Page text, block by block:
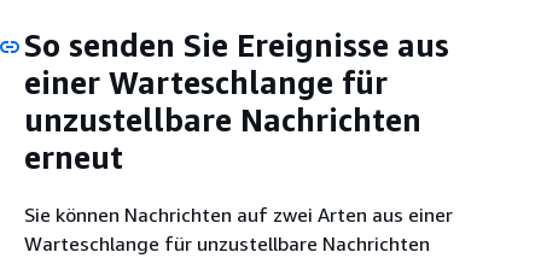
So senden Sie Ereignisse aus
einer Warteschlange für
unzustellbare Nachrichten
erneut
Sie können Nachrichten auf zwei Arten aus einer
Warteschlange für unzustellbare Nachrichten